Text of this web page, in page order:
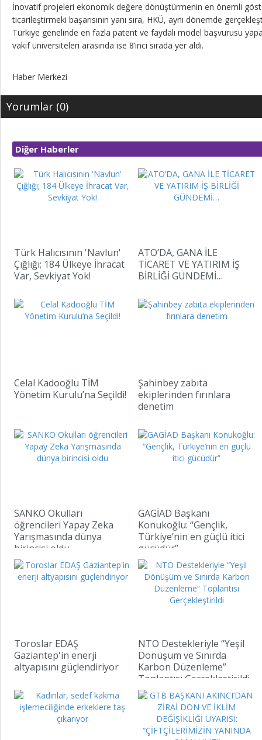
İnovatif projeleri ekonomik değere dönüştürmenin en önemli
ticarileştirmeki başarısının yanı sıra, HKÜ, aynı dönemde
Türkiye genelinde en fazla patent ve faydalı model başvurusu
vakıf üniversiteleri arasında ise 8’inci sırada yer aldı.
Haber Merkezi
Yorumlar (0)
Diğer Haberler
Türk Halıcısının 'Navlun'
Çığlığı; 184 Ülkeye İhracat
Var, Sevkiyat Yok!
ATO’DA, GANA İLE
TİCARET VE YATIRIM İŞ
BİRLİĞİ GÜNDEMİ…
Celal Kadooğlu TİM
Yönetim Kurulu’na Seçildi!
Şahinbey zabıta
ekiplerinden fırınlara
denetim
SANKO Okulları
öğrencileri Yapay Zeka
Yarışmasında dünya
birincisi oldu
GAGİAD Başkanı
Konukoğlu: “Gençlik,
Türkiye’nin en güçlü itici
gücüdür”
Toroslar EDAŞ
Gaziantep'in enerji
altyapısını güçlendiriyor
NTO Destekleriyle “Yeşil
Dönüşüm ve Sınırda
Karbon Düzenleme”
Toplantısı Gerçekleştirildi